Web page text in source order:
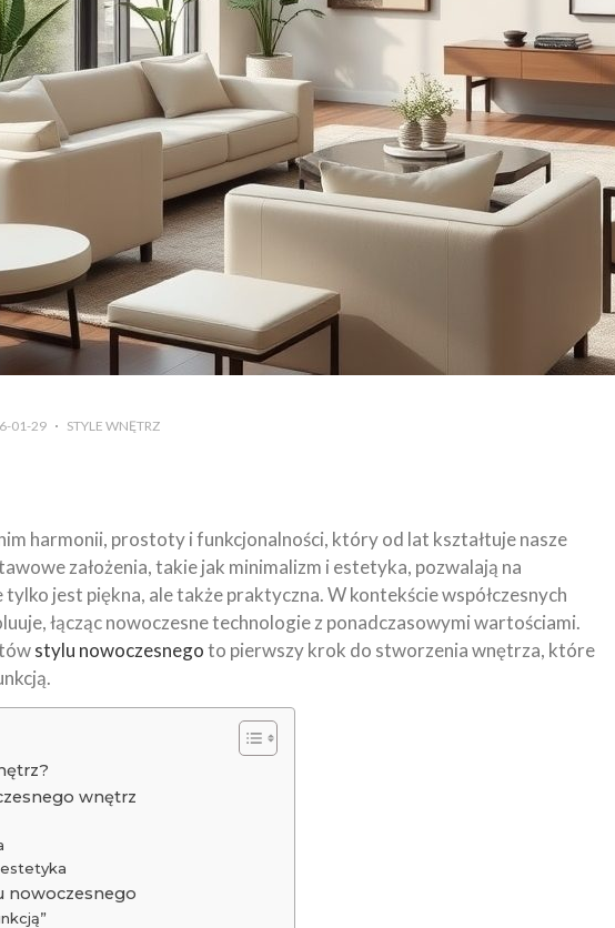
01-29 STYLE WNĘTRZ
harmonii, prostoty i funkcjonalności, który od lat kształtuje nasze
założenia, takie jak minimalizm i estetyka, pozwalają na
jest piękna, ale także praktyczna. W kontekście współczesnych
łącząc nowoczesne technologie z ponadczasowymi wartościami.
stylu nowoczesnegoto pierwszy krok do stworzenia wnętrza, które
wnętrz
nowoczesnego